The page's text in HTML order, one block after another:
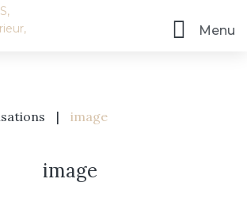
Menu
| image
image